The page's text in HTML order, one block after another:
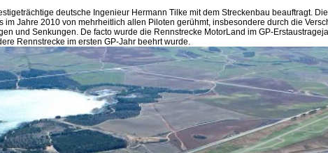
deutsche Ingenieur Hermann Tilke mit dem Streckenbau beauftragt.
Jahre 2010 von mehrheitlich allen Piloten gerühmt, insbesondere durch die
und Senkungen. De facto wurde die Rennstrecke MotorLand im GP-
Rennstrecke im ersten GP-Jahr beehrt wurde.